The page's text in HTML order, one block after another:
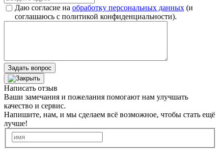
Даю согласие на обработку персональных данных(и
соглашаюсь с политикой конфиденциальности).
Задать вопрос
Написать отзыв
Ваши замечания и пожелания помогают нам улучшать
качество и сервис.
Напишите, нам, и мы сделаем всё возможное, чтобы стать ещё
лучше!